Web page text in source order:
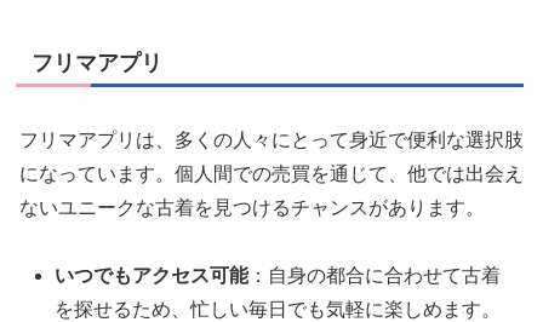
フリマアプリ
フリマアプリは、多くの人々にとって身近で便利な選択肢
になっています。個人間での売買を通じて、他では出会え
ないユニークな古着を見つけるチャンスがあります。
いつでもアクセス可能：自身の都合に合わせて古着
を探せるため、忙しい毎日でも気軽に楽しめます。